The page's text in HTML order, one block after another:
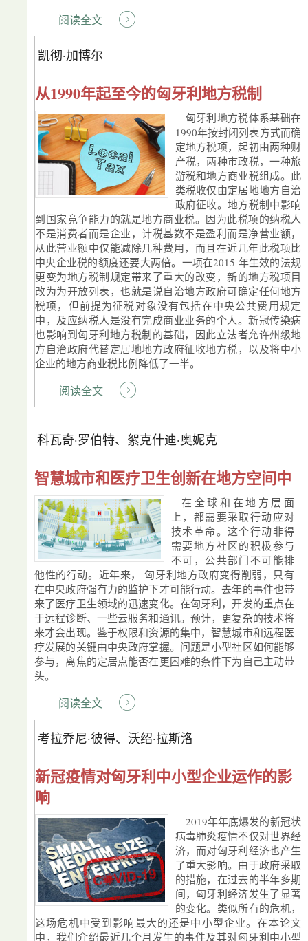
阅读全文
凯彻·加博尔
从1990年起至今的匈牙利地方税制
匈牙利地方税体系基础在
1990年按封闭列表方式而确
定地方税项，起初由两种财
产税，两种市政税，一种旅
游税和地方商业税组成。此
类税收仅由定居地地方自治
政府征收。地方税制中影响
到国家竞争能力的就是地方商业税。因为此税项的纳税人
不是消费者而是企业，计税基数不是盈利而是净营业额，
从此营业额中仅能减除几种费用，而且在近几年此税项比
中央企业税的额度还要大两倍。一项在2015 年生效的法规
更变为地方税制规定带来了重大的改变，新的地方税项目
改为为开放列表，也就是说自治地方政府可确定任何地方
税项，但前提为征税对象没有包括在中央公共费用规定
中，及应纳税人是没有完成商业业务的个人。新冠传染病
也影响到匈牙利地方税制的基础，因此立法者允许州级地
方自治政府代替定居地地方政府征收地方税，以及将中小
企业的地方商业税比例降低了一半。
阅读全文
科瓦奇·罗伯特、絮克什迪·奥妮克
智慧城市和医疗卫生创新在地方空间中
在全球和在地方层面
上，都需要采取行动应对
技术革命。这个行动非得
需要地方社区的积极参与
不可，公共部门不可能排
他性的行动。近年来， 匈牙利地方政府变得削弱，只有
在中央政府强有力的监护下才可能行动。去年的事件也带
来了医疗卫生领域的迅速变化。在匈牙利，开发的重点在
于远程诊断、一些云服务和通讯。预计，更复杂的技术将
来才会出现。鉴于权限和资源的集中，智慧城市和远程医
疗发展的关键由中央政府掌握。问题是小型社区如何能够
参与，离焦的定居点能否在更困难的条件下为自己主动带
头。
阅读全文
考拉乔尼·彼得、沃绍·拉斯洛
新冠疫情对匈牙利中小型企业运作的影
响
2019年年底爆发的新冠状
病毒肺炎疫情不仅对世界经
济，而对匈牙利经济也产生
了重大影响。由于政府采取
的措施，在过去的半年多期
间，匈牙利经济发生了显著
的变化。类似所有的危机，
这场危机中受到影响最大的还是中小型企业。在本论文
中，我们介绍最近几个月发生的事件及其对匈牙利中小型